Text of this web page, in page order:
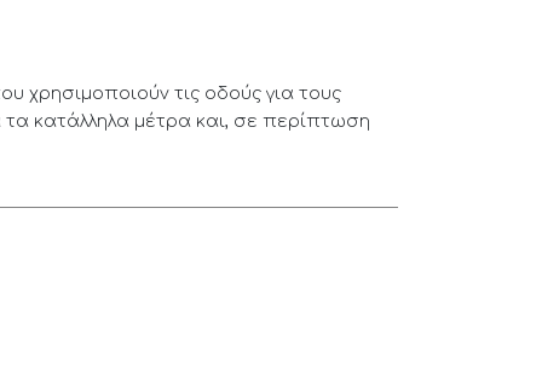
χρησιμοποιούν τις οδούς για τους
κατάλληλα μέτρα και, σε περίπτωση